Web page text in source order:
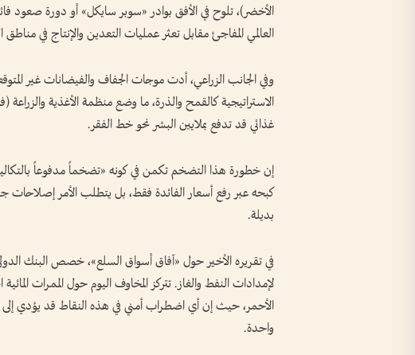
الأخضر)، تلوح في الأفق بوادر «سوبر سايكل» أو دورة صعود
العالمي المفاجئ مقابل تعثر عمليات التعدين والإنتاج في مناطق
الاستراتيجية كالقمح والذرة، ما وضع منظمة الأغذية
غذائي قد تدفع بملايين البشر نحو خط الفقر.
إن خطورة هذا التضخم تكمن في كونه «تضخماً مدفوعاً
كبحه عبر رفع أسعار الفائدة فقط، بل يتطلب الأمر إصلاحات
بديلة.
في تقريره الأخير حول «آفاق أسواق السلع»، خصص البنك
لإمدادات النفط والغاز. تتركز المخاوف اليوم حول الممرات
الأحمر، حيث إن أي اضطراب أمني في هذه النقاط قد يؤدي
واحدة.